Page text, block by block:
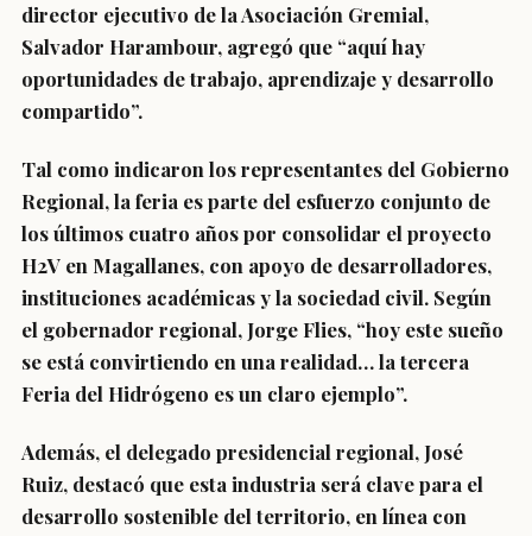
director ejecutivo de la Asociación Gremial,
Salvador Harambour, agregó que “aquí hay
oportunidades de trabajo, aprendizaje y desarrollo
compartido”.
Tal como indicaron los representantes del Gobierno
Regional, la feria es parte del esfuerzo conjunto de
los últimos cuatro años por consolidar el proyecto
H2V en Magallanes, con apoyo de desarrolladores,
instituciones académicas y la sociedad civil. Según
el gobernador regional, Jorge Flies, “hoy este sueño
se está convirtiendo en una realidad… la tercera
Feria del Hidrógeno es un claro ejemplo”.
Además, el delegado presidencial regional, José
Ruiz, destacó que esta industria será clave para el
desarrollo sostenible del territorio, en línea con